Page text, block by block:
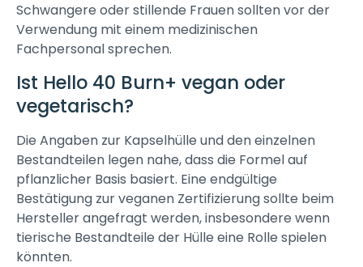
Schwangere oder stillende Frauen sollten vor der
Verwendung mit einem medizinischen
Fachpersonal sprechen.
Ist Hello 40 Burn+ vegan oder
vegetarisch?
Die Angaben zur Kapselhülle und den einzelnen
Bestandteilen legen nahe, dass die Formel auf
pflanzlicher Basis basiert. Eine endgültige
Bestätigung zur veganen Zertifizierung sollte beim
Hersteller angefragt werden, insbesondere wenn
tierische Bestandteile der Hülle eine Rolle spielen
könnten.